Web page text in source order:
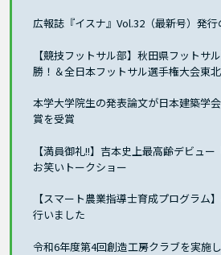
広報誌『イスナ』Vol.32（最新号）発
【競技フットサル部】秋田県フットサ
勝！＆全日本フットサル選手権大会東
本学大学院生の発表論文が日本建築学
賞を受賞
【満員御礼!!】吉本史上最高齢デビュー
お笑いトークショー
【スマート農業指導士育成プログラム
行いました
令和6年度第4回創造工房クラブを実施